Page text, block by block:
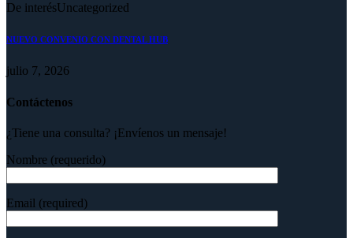
De interésUncategorized
NUEVO CONVENIO CON DENTAL HUB
julio 7, 2026
Contáctenos
¿Tiene una consulta? ¡Envíenos un mensaje!
Nombre (requerido)
Email (required)